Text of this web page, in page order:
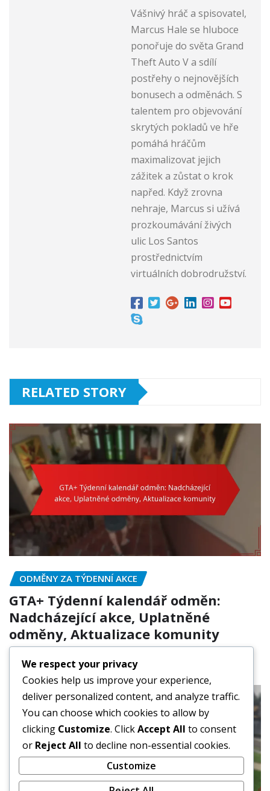
Vášnivý hráč a spisovatel,
Marcus Hale se hluboce
ponořuje do světa Grand
Theft Auto V a sdílí
postřehy o nejnovějších
bonusech a odměnách. S
talentem pro objevování
skrytých pokladů ve hře
pomáhá hráčům
maximalizovat jejich
zážitek a zůstat o krok
napřed. Když zrovna
nehraje, Marcus si užívá
prozkoumávání živých
ulic Los Santos
prostřednictvím
virtuálních dobrodružství.
RELATED STORY
ODMĚNY ZA TÝDENNÍ AKCE
GTA+ Týdenní kalendář odměn:
Nadcházející akce, Uplatněné
odměny, Aktualizace komunity
Marcus Hale Mar 11, 2026
We respect your privacy
Cookies help us improve your experience,
deliver personalized content, and analyze traffic.
You can choose which cookies to allow by
clicking Customize. ClickAccept All to consent
or Reject All to decline non-essential cookies.
Customize